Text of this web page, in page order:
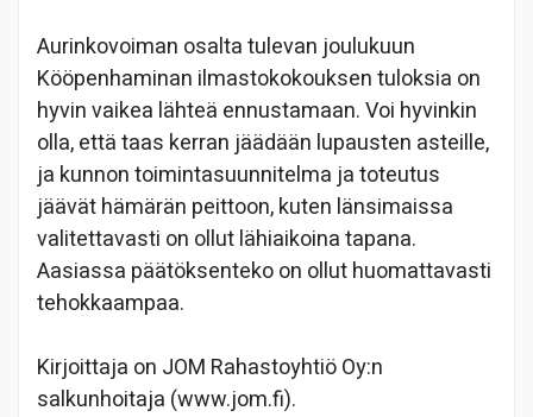
Aurinkovoiman osalta tulevan joulukuun
Kööpenhaminan ilmastokokouksen tuloksia on
hyvin vaikea lähteä ennustamaan. Voi hyvinkin
olla, että taas kerran jäädään lupausten asteille,
ja kunnon toimintasuunnitelma ja toteutus
jäävät hämärän peittoon, kuten länsimaissa
valitettavasti on ollut lähiaikoina tapana.
Aasiassa päätöksenteko on ollut huomattavasti
tehokkaampaa.
Kirjoittaja on JOM Rahastoyhtiö Oy:n
salkunhoitaja (www.jom.fi).